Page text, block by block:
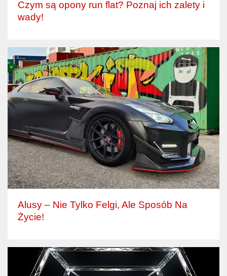
Czym są opony run flat? Poznaj ich zalety i
wady!
Alusy – Nie Tylko Felgi, Ale Sposób Na
Życie!